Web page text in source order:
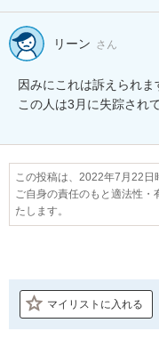
リーン さん
因みにこれは訴えられ
この投稿は、2022年7月22日
ご自身の責任のもと適法性
たします。
マイリストに入れる